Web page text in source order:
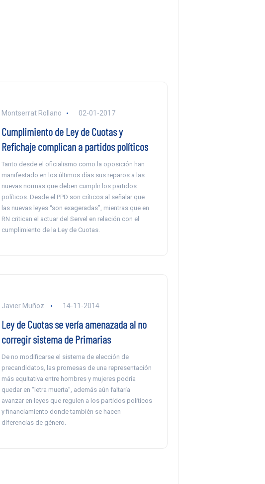
Montserrat Rollano 02-01-2017
Cumplimiento de Ley de Cuotas y
Refichaje complican a partidos políticos
Tanto desde el oficialismo como la oposición han
manifestado en los últimos días sus reparos a las
nuevas normas que deben cumplir los partidos
políticos. Desde el PPD son críticos al señalar que
las nuevas leyes “son exageradas”, mientras que en
RN critican el actuar del Servel en relación con el
cumplimiento de la Ley de Cuotas.
Javier Muñoz 14-11-2014
Ley de Cuotas se vería amenazada al no
corregir sistema de Primarias
De no modificarse el sistema de elección de
precandidatos, las promesas de una representación
más equitativa entre hombres y mujeres podría
quedar en “letra muerta”, además aún faltaría
avanzar en leyes que regulen a los partidos políticos
y financiamiento donde también se hacen
diferencias de género.